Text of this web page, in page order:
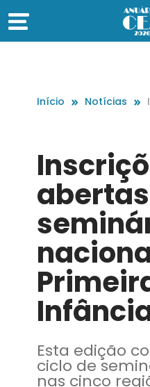
Início Notícias
Esta edição
ciclo de
nas cinco